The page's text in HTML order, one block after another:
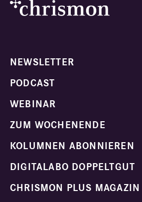
NEWSLETTER
PODCAST
WEBINAR
ZUM WOCHENENDE
KOLUMNEN ABONNIEREN
DIGITALABO DOPPELTGUT
CHRISMON PLUS MAGAZIN